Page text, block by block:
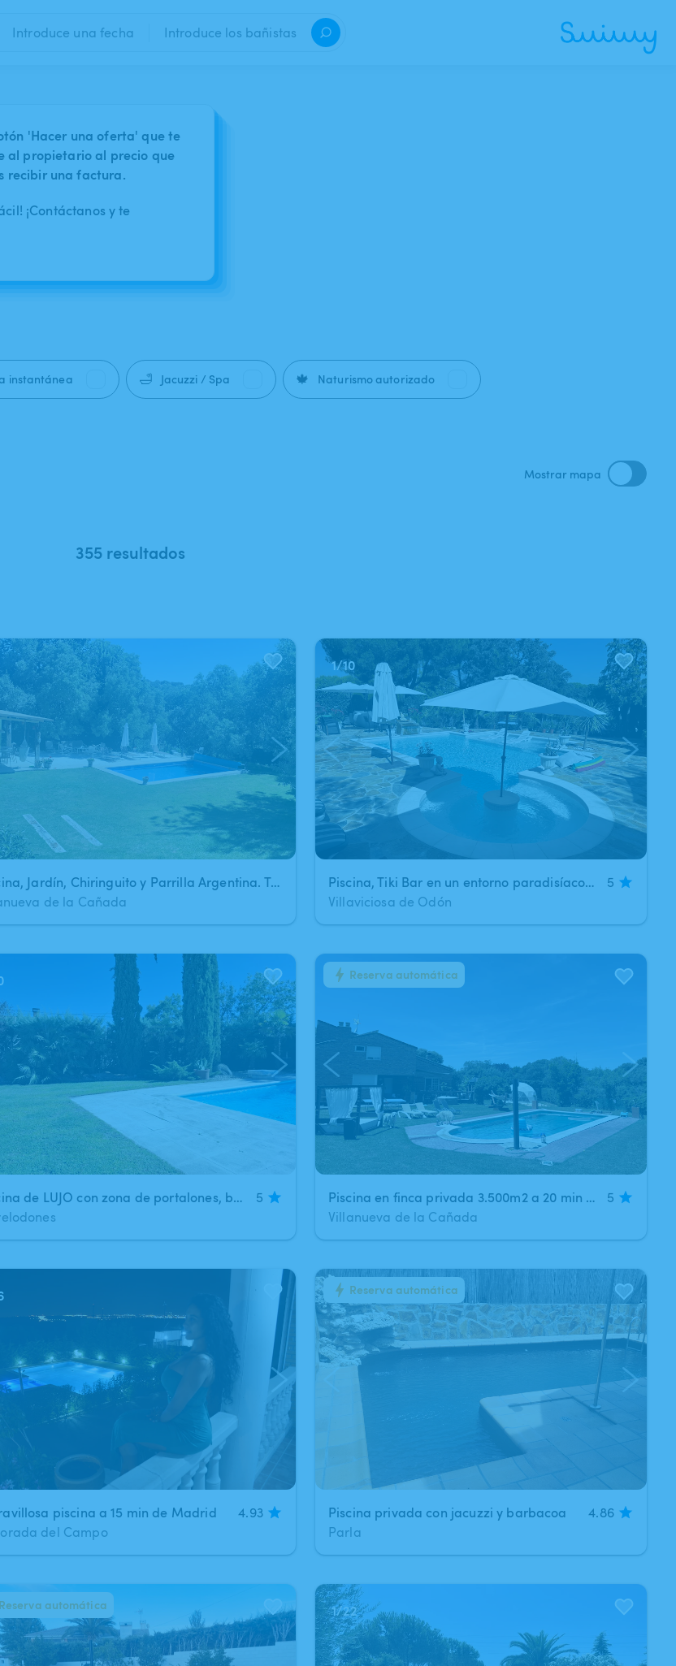
Introduce una fecha Introduce los bañistas
'Hacer una oferta' que te
al propietario al precio que
recibir una factura.
¡Contáctanos y te
instantánea 🛁 Jacuzzi / Spa 🍁 Naturismo autorizado
Mostrar mapa
355 resultados
Piscina, Jardín, Chiringuito y Parrilla Argentina. Todo a tu disposición.
de la Cañada
1/10
Piscina​,​ Tiki Bar en un entorno paradisíaco y práctico
5
Villaviciosa de Odón
Piscina de LUJO con zona de portalones, baño privado y BBQ
5
1/15
Piscina en finca privada 3.500m2 a 20 min Madrid
5
Villanueva de la Cañada
Reserva automática
piscina a 15 min de Madrid
4.93
del Campo
1/7
Piscina privada con jacuzzi y barbacoa
4.86
Parla
Reserva automática
Reserva automática 1/22